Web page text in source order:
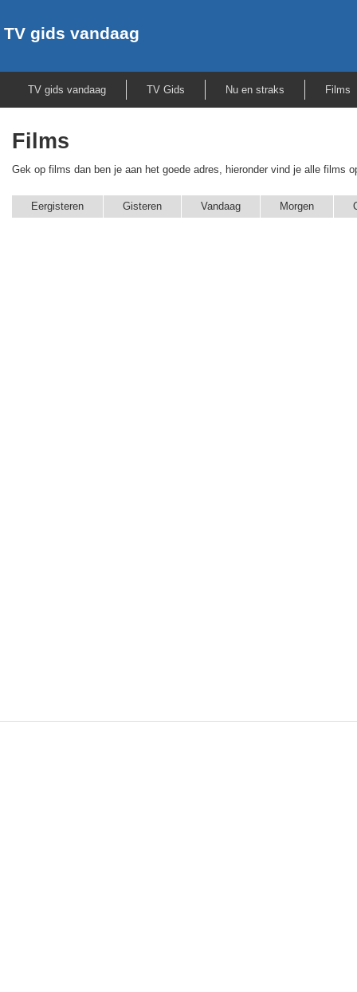
TV gids vandaag
TV gids vandaag TV Gids Nu en straks Films
Films
Gek op films dan ben je aan het goede adres, hieronder vind je alle films
Eergisteren Gisteren Vandaag Morgen